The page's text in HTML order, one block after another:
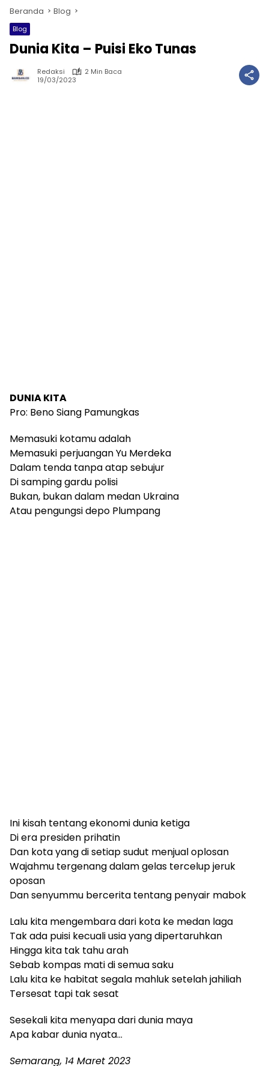
Beranda Blog
Blog
Dunia Kita – Puisi Eko Tunas
Redaksi
2 Min Baca
19/03/2023
DUNIA KITA
Pro: Beno Siang Pamungkas
Memasuki kotamu adalah
Memasuki perjuangan Yu Merdeka
Dalam tenda tanpa atap sebujur
Di samping gardu polisi
Bukan, bukan dalam medan Ukraina
Atau pengungsi depo Plumpang
Ini kisah tentang ekonomi dunia ketiga
Di era presiden prihatin
Dan kota yang di setiap sudut menjual oplosan
Wajahmu tergenang dalam gelas tercelup jeruk
oposan
Dan senyummu bercerita tentang penyair mabok
Lalu kita mengembara dari kota ke medan laga
Tak ada puisi kecuali usia yang dipertaruhkan
Hingga kita tak tahu arah
Sebab kompas mati di semua saku
Lalu kita ke habitat segala mahluk setelah jahiliah
Tersesat tapi tak sesat
Sesekali kita menyapa dari dunia maya
Apa kabar dunia nyata…
Semarang, 14 Maret 2023